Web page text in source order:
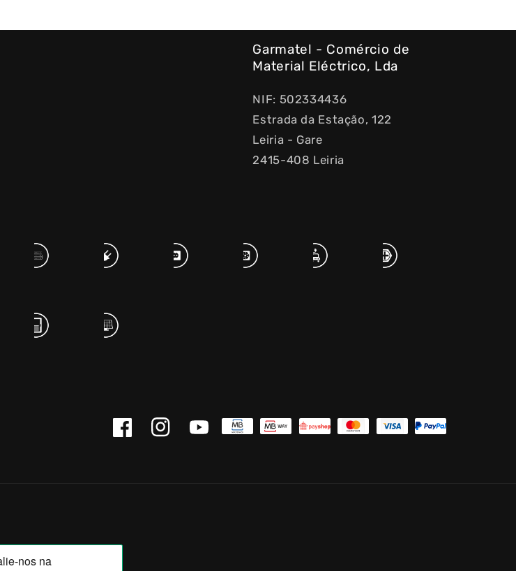
Garmatel - Comércio de
Material Eléctrico, Lda
NIF: 502334436
Estrada da Estação, 122
Leiria - Gare
2415-408 Leiria
FacebookInstagramYouTube